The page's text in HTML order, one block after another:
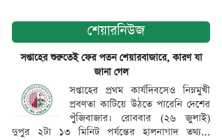
শেয়ারনিউজ
সপ্তাহের শুরুতেই ফের পতন শেয়ারবাজারে, কারণ যা
জানা গেল
সপ্তাহের প্রথম কার্যদিবসেও নিম্নমুখী
প্রবণতা কাটিয়ে উঠতে পারেনি দেশের
পুঁজিবাজার। রোববার (২৬ জুলাই)
দুপুর ২টা ১৩ মিনিট পর্যন্তের হালনাগাদ তথ্য...